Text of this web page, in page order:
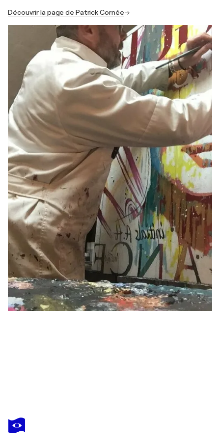
Découvrir la page de Patrick Cornée
PATRICK
CORNÉE